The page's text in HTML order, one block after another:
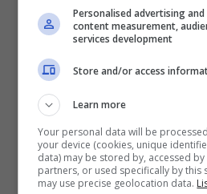
Per i nuovi utenti della
Bonus Scommesse + 100%
Sport
Mostra
Personalised advertising
content measurement,
services development
Store and/or access
Learn more
Your personal data will be
your device (cookies, unique
data) may be stored by, accessed
partners, or used specifically by this
may use precise geolocation data.